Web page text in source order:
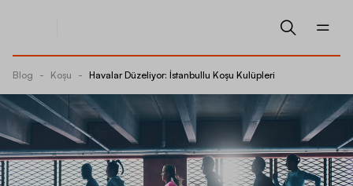
Blog - Koşu - Havalar Düzeliyor: İstanbullu Koşu Kulüpleri